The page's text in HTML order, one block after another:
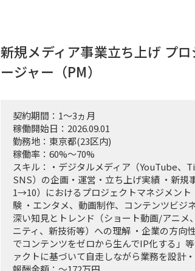
新規メディア事業立ち上げ プ
ージャー（PM）
契約期間：1～3ヵ月
稼働開始日：2026.09.01
勤務地：東京都(23区内)
稼働率：60%～70%
スキル：・デジタルメディア（YouTube、
SNS）の企画・運営・立ち上げ実績 ・新規
1→10）におけるプロジェクトマネジメント
験 ・エンタメ、動画制作、コンテンツビジ
深い知見とトレンド（ショート動画/アニメ
ニティ、新技術等）への理解 ・企業の方向
でコンテンツをゼロから生んでIP化する」
ァクトに基づいて自走しながら業務を設計